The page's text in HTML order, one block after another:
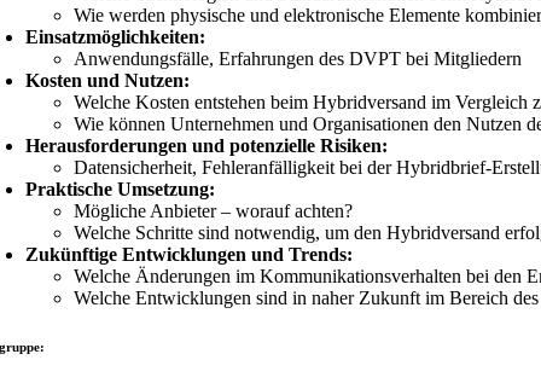
Wie werden physische und elektronische Elemente
Einsatzmöglichkeiten:
Anwendungsfälle, Erfahrungen des DVPT bei Mitgliedern
Kosten und Nutzen:
Welche Kosten entstehen beim Hybridversand im Vergleich
Wie können Unternehmen und Organisationen den Nutzen
Herausforderungen und potenzielle Risiken:
Datensicherheit, Fehleranfälligkeit bei der Hybridbrief-
Praktische Umsetzung:
Mögliche Anbieter – worauf achten?
Welche Schritte sind notwendig, um den Hybridversand
Zukünftige Entwicklungen und Trends:
Welche Änderungen im Kommunikationsverhalten bei den
Welche Entwicklungen sind in naher Zukunft im Bereich